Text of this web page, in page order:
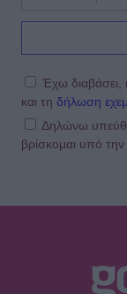
Έχω διαβάσει,
και τη δήλωση
Δηλώνω
βρίσκομαι υπό